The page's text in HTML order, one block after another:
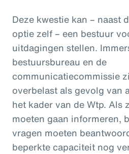
Deze kwestie kan – naast
optie zelf – een bestuur
uitdagingen stellen.
bestuursbureau en de
communicatiecommissie
overbelast als gevolg van
het kader van de Wtp. Als
moeten gaan informeren,
vragen moeten
beperkte capaciteit nog